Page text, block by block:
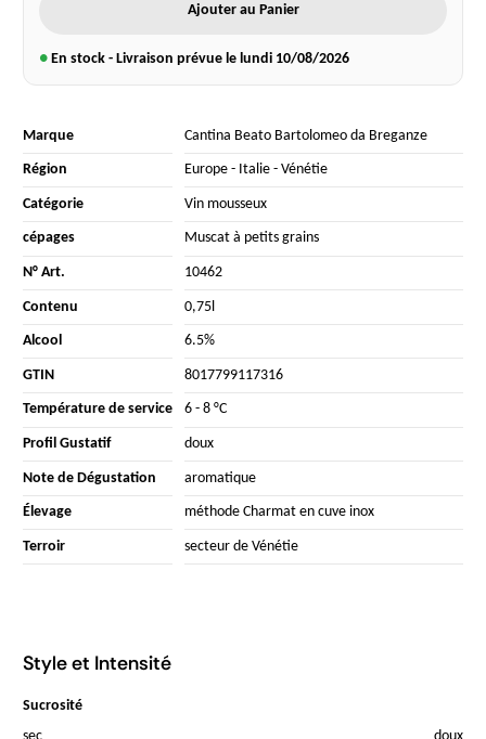
Ajouter au Panier
● En stock - Livraison prévue le lundi 10/08/2026
Marque Cantina Beato Bartolomeo da Breganze
Région Europe- Italie- Vénétie
Catégorie Vin mousseux
cépages Muscat à petits grains
N° Art. 10462
Contenu 0,75l
Alcool 6.5%
GTIN 8017799117316
Température de service 6 - 8 °C
Profil Gustatif doux
Note de Dégustation aromatique
Élevage méthode Charmat en cuve inox
Terroir secteur de Vénétie
Style et Intensité
Sucrosité